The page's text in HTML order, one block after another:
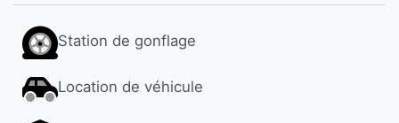
Station de gonflage
Location de véhicule